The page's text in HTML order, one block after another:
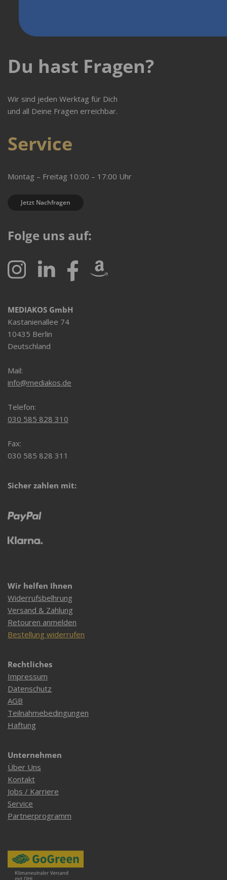
Du hast Fragen?
Wir sind jeden Werktag für Dich
und all Deine Fragen erreichbar.
Service
Montag – Freitag 10:00 – 17:00 Uhr
Jetzt Nachfragen
Folge uns auf:
MEDIAKOS GmbH
Kastanienallee 74
10435 Berlin
Deutschland
Mail:
info@mediakos.de
Telefon:
030 585 828 310
Fax:
030 585 828 311
Sicher zahlen mit:
Wir helfen Ihnen
Widerrufsbelhrung
Versand & Zahlung
Retouren anmelden
Bestellung widerrufen
Rechtliches
Impressum
Datenschutz
AGB
Teilnahmebedingungen
Haftung
Unternehmen
Über Uns
Kontakt
Jobs / Karriere
Service
Partnerprogramm